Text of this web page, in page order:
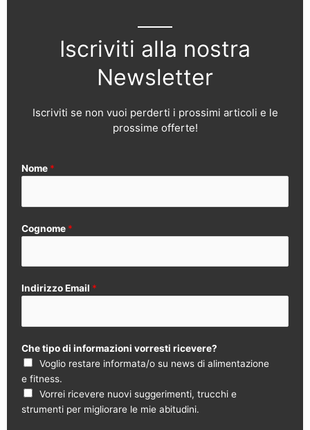
Iscriviti alla nostra
Newsletter
Iscriviti se non vuoi perderti i prossimi articoli e le
prossime offerte!
Nome *
Cognome *
Indirizzo Email *
Che tipo di informazioni vorresti ricevere?
Voglio restare informata/o su news di alimentazione
e fitness.
Vorrei ricevere nuovi suggerimenti, trucchi e
strumenti per migliorare le mie abitudini.